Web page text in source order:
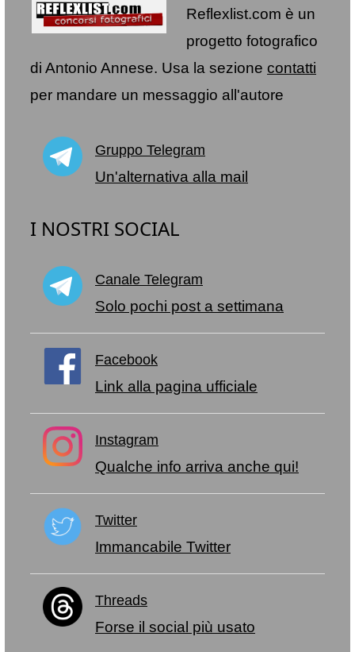
Reflexlist.com è un
progetto fotografico
di Antonio Annese. Usa la sezione contatti
per mandare un messaggio all'autore
Gruppo Telegram
Un'alternativa alla mail
I NOSTRI SOCIAL
Canale Telegram
Solo pochi post a settimana
Facebook
Link alla pagina ufficiale
Instagram
Qualche info arriva anche qui!
Twitter
Immancabile Twitter
Threads
Forse il social più usato